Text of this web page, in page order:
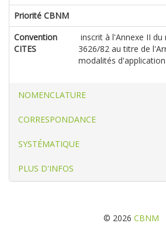
Priorité CBNM
Convention
CITES
inscrit à l'Annexe II du
3626/82 au titre de
modalités d'application
NOMENCLATURE
CORRESPONDANCE
SYSTÉMATIQUE
PLUS D'INFOS
© 2026 CBNM